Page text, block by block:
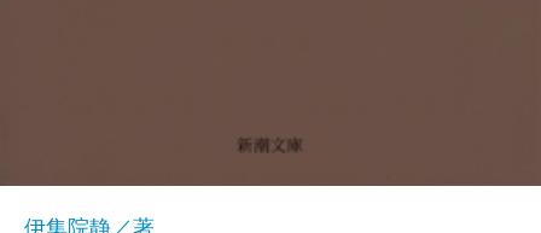
伊集院静／著